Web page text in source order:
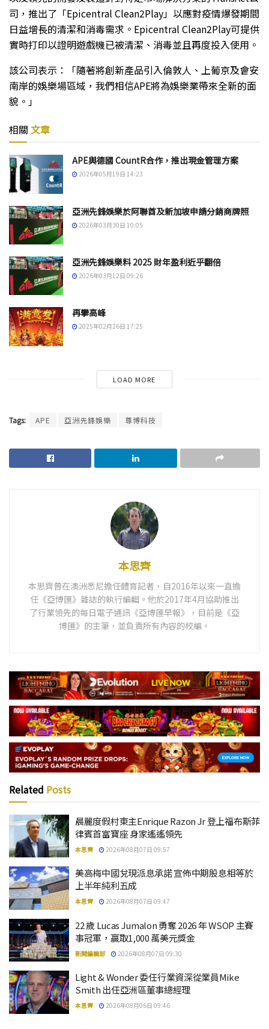
司，推出了「Epicentral Clean2Play」以應對疫情爆發期間
日益增長的清潔和消毒需求。Epicentral Clean2Play可提供
實時打印以證明遊戲機已被清潔、消毒並且再度投入使用。
該公司表示：「隨著將創新產品引入倫敦人、上葡京及會安
南岸的娛樂場區域，我們相信APE將為娛樂業帶來全新的面
貌。」
相關 文章
APE與德國 CountR合作，推出現金管理方案
2026年05月19日 14:23
亞洲先鋒娛樂於阿聯酋及新加坡申請分銷商牌照
2026年03月30日 10:05
亞洲先鋒娛樂料 2025 財年盈利近乎翻倍
2026年03月12日 09:26
再攀高峰
2025年02月26日 17:25
LOAD MORE
Tags: APE 亞洲先鋒娛樂 尊博科技
本思齊
本思齊曾在澳洲悉尼擔任體育記者，自2016年以來一直擔
任《亞博匯》雜誌的執行編輯。他於2017年4月協助推出
了行業領先的每日電子通訊《亞博匯早報》，目前是《亞
博匯》的主筆，並負責所有內容的校編。
Related Posts
晨麗度假村東主Enrique Razon Jr 登上福布斯菲
律賓首富寶座 身家遙遙領先
本思齊 2026年08月07日 09:57
美高梅中國兌現派息承諾 宣佈中期股息相等於
上半年純利五成
本思齊 2026年08月07日 09:47
22 歲 Lucas Jumalon 勇奪 2026 年 WSOP 主賽
事冠軍，贏取1,000 萬美元獎金
新聞編輯部 2026年08月07日 09:30
Light & Wonder 委任行業資深從業員Mike
Smith 出任亞洲區董事總經理
本思齊 2026年08月06日 09:46